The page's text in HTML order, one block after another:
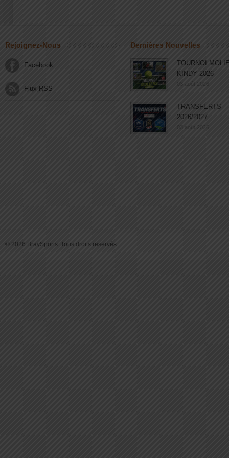
Rejoignez-Nous
Facebook
Flux RSS
Dernières Nouvelles
TOURNOI
KINDY 2026
03 août 2026
TRANSFERTS
2026/2027
03 août 2026
© 2026 BraySports. Tous droits reservés.